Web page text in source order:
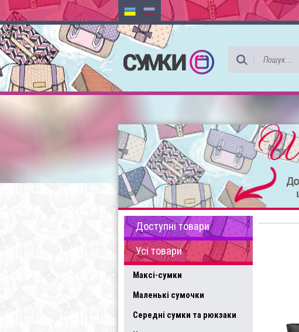
Доступні товари
Усі товари
Максі-сумки
Маленькі сумочки
Середні сумки та рюкзаки